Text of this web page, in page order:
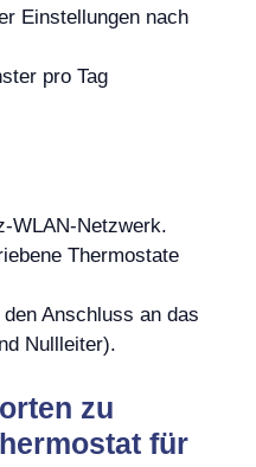
Einstellungen nach
pro Tag
WLAN-Netzwerk.
Thermostate
Anschluss an das
Nullleiter).
zu
für